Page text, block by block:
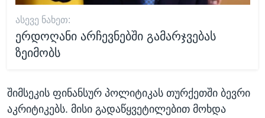
ᲐᲡᲔᲕᲔ ᲜᲐᲮᲔᲗ:
ერდოღანი არჩევნებში გამარჯვებას
ზეიმობს
შიმსეკის ფინანსურ პოლიტიკას თურქეთში ბევრი
აკრიტიკებს. მისი გადაწყვეტილებით მოხდა